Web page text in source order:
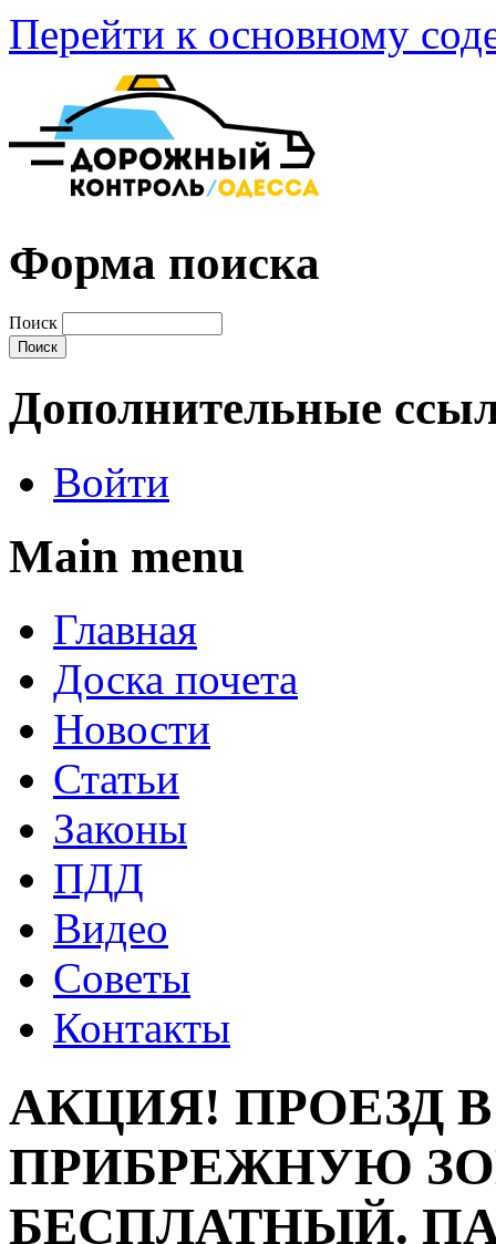
Перейти к основному
Форма поиска
Поиск
Дополнительные
Войти
Main menu
Главная
Доска почета
Новости
Статьи
Законы
ПДД
Видео
Советы
Контакты
АКЦИЯ! ПРОЕЗД В
ПРИБРЕЖНУЮ
БЕСПЛАТНЫЙ.